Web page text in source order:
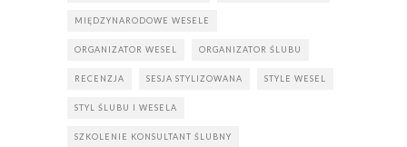
MIĘDZYNARODOWE WESELE
ORGANIZATOR WESEL ORGANIZATOR ŚLUBU
RECENZJA SESJA STYLIZOWANA STYLE WESEL
STYL ŚLUBU I WESELA
SZKOLENIE KONSULTANT ŚLUBNY